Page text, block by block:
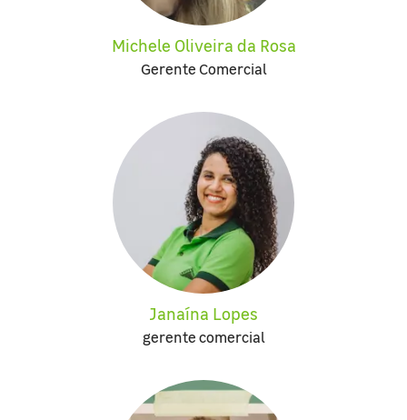
Michele Oliveira da Rosa
Gerente Comercial
Janaína Lopes
gerente comercial